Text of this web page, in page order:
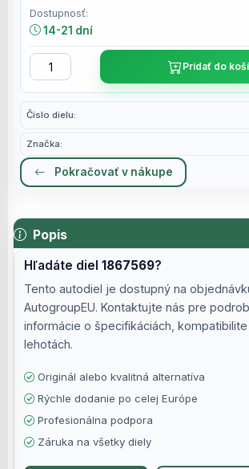
Číslo dielu:
Značka:
Dostupnosť:
14-21 dní
Pridať do
Pokračovať v nákupe
Popis
Hľadáte diel1867569?
Tento autodiel je dostupný na
AutogroupEU. Kontaktujte nás pre
informácie o špecifikáciách,
lehotách.
Originál alebo kvalitná alternatíva
Rýchle dodanie po celej Európe
Profesionálna podpora
Záruka na všetky diely